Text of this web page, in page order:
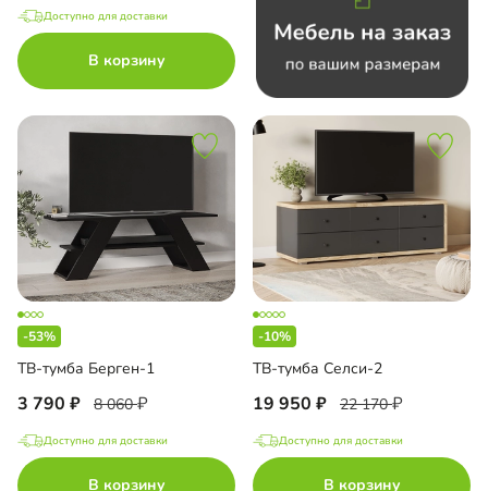
Доступно для доставки
В корзину
-53%
ТВ-тумба Берген-1
3 790 8 060
Доступно для доставки
В корзину
-10%
ТВ-тумба Селси-2
19 950 22 170
Доступно для доставки
В корзину